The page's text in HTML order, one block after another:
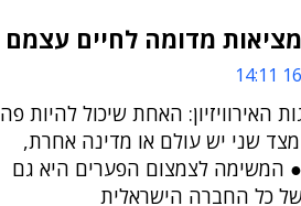
האירוויזיון: האחת שיכול להיות פה
שני יש עולם או מדינה אחרת,
המשימה לצמצום הפערים היא גם
כל החברה הישראלית